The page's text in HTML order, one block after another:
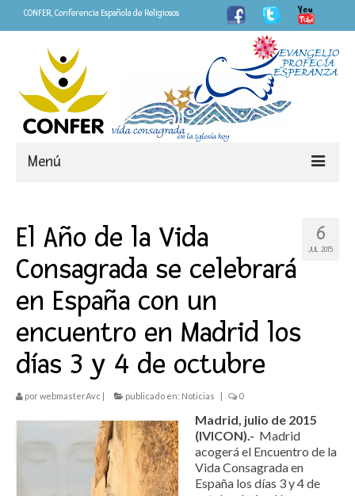
CONFER, Conferencia Española de Religiosos
Menú
CONFER
LOGO Año de la Vida Consagrada
«Fieles»
Personas que dejan huella
Vivimos
Eventos en RyD
Ecos de las Jornadas
Exposiciones de la Vida Consagrada
6
JUL 2015
El Año de la Vida
Consagrada se celebrará
en España con un
encuentro en Madrid los
días 3 y 4 de octubre
porwebmasterAvc publicado en: Noticias 0
Madrid, julio de 2015
(IVICON).- Madrid
acogerá el Encuentro de la
Vida Consagrada en
España los días 3 y 4 de